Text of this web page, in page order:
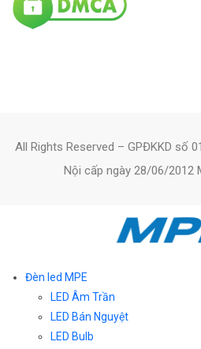
All Rights Reserved – GPĐKKD số
Nội cấp ngày 28/06/2012
Đèn led MPE
LED Âm Trần
LED Bán Nguyệt
LED Bulb